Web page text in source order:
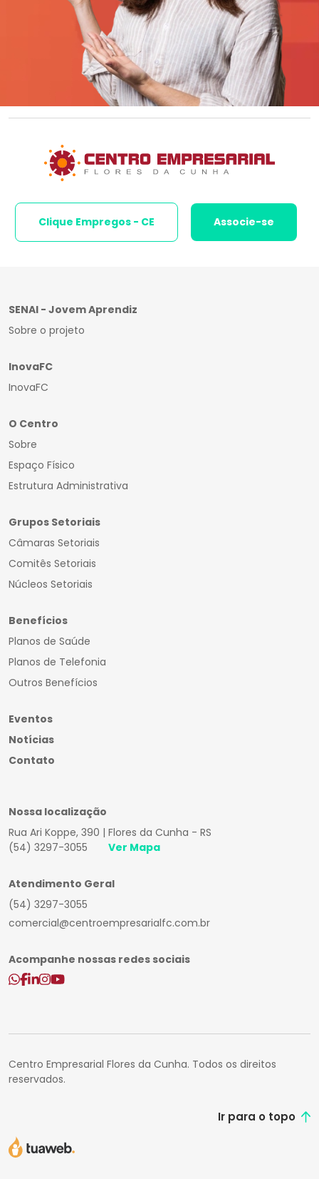
Clique Empregos - CE Associe-se
SENAI - Jovem Aprendiz
Sobre o projeto
InovaFC
InovaFC
O Centro
Sobre
Espaço Físico
Estrutura Administrativa
Grupos Setoriais
Câmaras Setoriais
Comitês Setoriais
Núcleos Setoriais
Benefícios
Planos de Saúde
Planos de Telefonia
Outros Benefícios
Eventos
Notícias
Contato
Nossa localização
Rua Ari Koppe, 390 | Flores da Cunha - RS
(54) 3297-3055
Ver Mapa
Atendimento Geral
(54) 3297-3055
comercial@centroempresarialfc.com.br
Acompanhe nossas redes sociais
Centro Empresarial Flores da Cunha. Todos os direitos
reservados.
Ir para o topo